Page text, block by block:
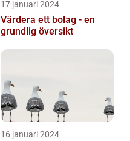
17 januari 2024
Värdera ett bolag - en
grundlig översikt
16 januari 2024